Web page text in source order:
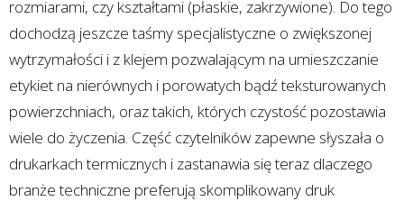
rozmiarami, czy kształtami (płaskie, zakrzywione). Do tego
dochodzą jeszcze taśmy specjalistyczne o zwiększonej
wytrzymałości i z klejem pozwalającym na umieszczanie
etykiet na nierównych i porowatych bądź teksturowanych
powierzchniach, oraz takich, których czystość pozostawia
wiele do życzenia. Część czytelników zapewne słyszała o
drukarkach termicznych i zastanawia się teraz dlaczego
branże techniczne preferują skomplikowany druk